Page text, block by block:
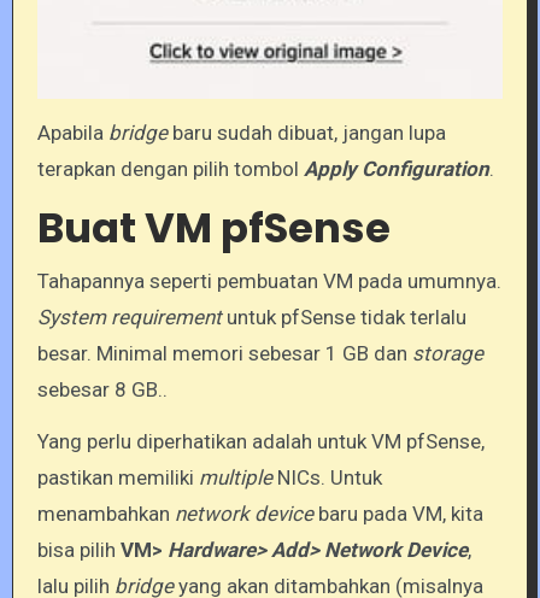
Apabila bridgebaru sudah dibuat, jangan lupa
terapkan dengan pilih tombol Apply Configuration.
Buat VM pfSense
Tahapannya seperti pembuatan VM pada umumnya.
System requirementuntuk pfSense tidak terlalu
besar. Minimal memori sebesar 1 GB dan storage
sebesar 8 GB..
Yang perlu diperhatikan adalah untuk VM pfSense,
pastikan memiliki multipleNICs. Untuk
menambahkan network devicebaru pada VM, kita
bisa pilih VM> Hardware> Add> Network Device,
lalu pilih bridgeyang akan ditambahkan (misalnya